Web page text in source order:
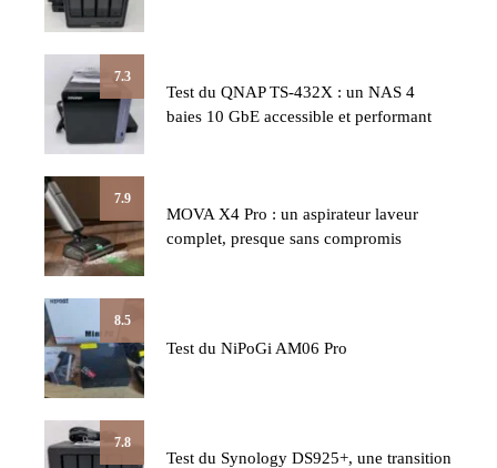
7.3
Test du QNAP TS-432X : un NAS 4
baies 10 GbE accessible et performant
7.9
MOVA X4 Pro : un aspirateur laveur
complet, presque sans compromis
8.5
Test du NiPoGi AM06 Pro
7.8
Test du Synology DS925+, une transition